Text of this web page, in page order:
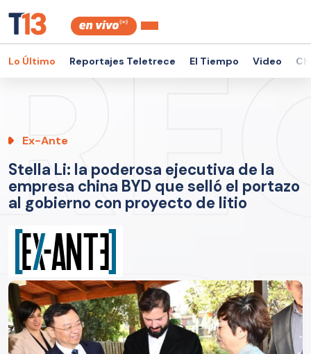
Lo Último Reportajes Teletrece El Tiempo Video
Ex-Ante
Stella Li: la poderosa ejecutiva de la
empresa china BYD que selló el portazo
al gobierno con proyecto de litio